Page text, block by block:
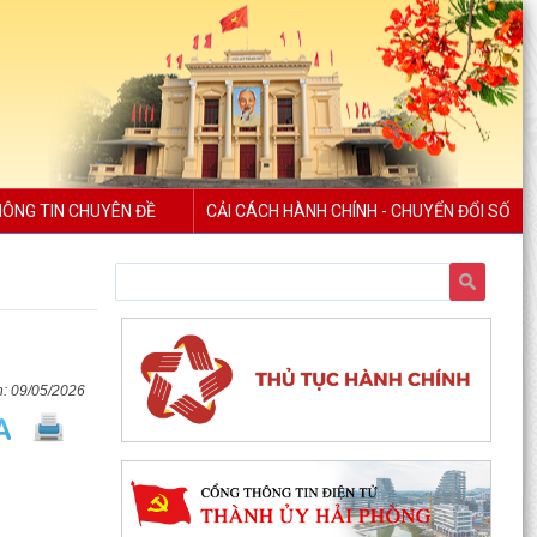
TIN CHUYÊN ĐỀ CẢI CÁCH HÀNH CHÍNH - CHUYỂN ĐỔI SỐ
09/05/2026
đập sau mưa lớn
Kế hoạch Tuyên truyền “Chiến dịch 500 ngày
đêm đẩy mạnh thực hiện tìm kiếm, quy tập và
xác định...
Thực hiện Nghị quyết số 08-NQ/TU ngày
29/01/2026 của Ban chấp hành Đảng bộ thành
phố về chuyển đổi...
Phường Trần Nhân Tông tổ chức Lễ thắp nến tri
ân tại các nghĩa trang Liệt sĩ
Triển khai đợt cao điểm cài đặt sổ sức khỏe điện
tử, tài khoản an sinh xã hội cho công dân từ 6
đến...
Chủ tịch HĐND phường đã đến thăm, tặng quà
một số gia...